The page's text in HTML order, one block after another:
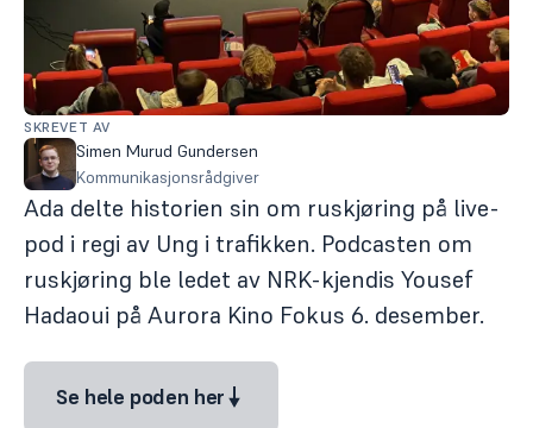
SKREVET AV
Simen Murud Gundersen
Kommunikasjonsrådgiver
Ada delte historien sin om ruskjøring på live-
pod i regi av Ung i trafikken. Podcasten om
ruskjøring ble ledet av NRK-kjendis Yousef
Hadaoui på Aurora Kino Fokus 6. desember.
Se hele poden her